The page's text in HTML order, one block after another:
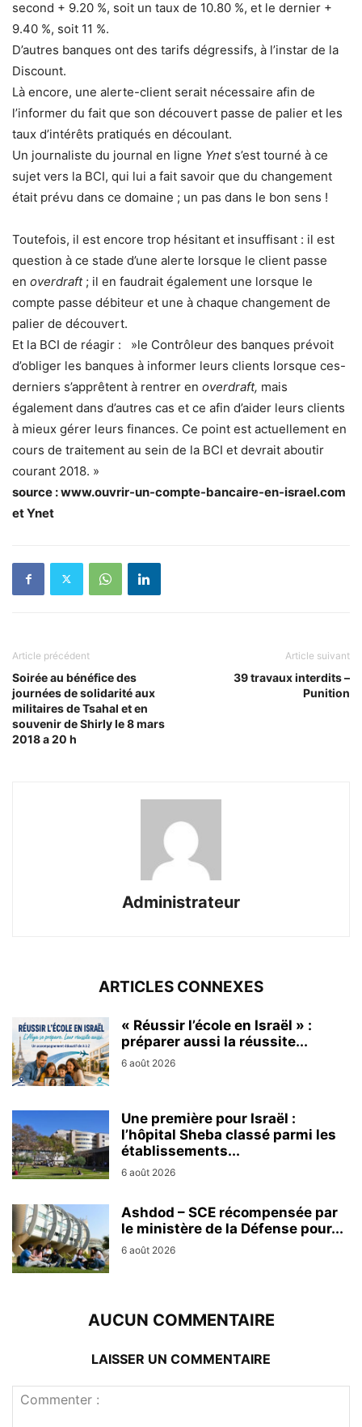
second + 9.20 %, soit un taux de 10.80 %, et le dernier +
9.40 %, soit 11 %.
D’autres banques ont des tarifs dégressifs, à l’instar de la
Discount.
Là encore, une alerte-client serait nécessaire afin de
l’informer du fait que son découvert passe de palier et les
taux d’intérêts pratiqués en découlant.
Un journaliste du journal en ligne Ynets’est tourné à ce
sujet vers la BCI, qui lui a fait savoir que du changement
était prévu dans ce domaine ; un pas dans le bon sens !
Toutefois, il est encore trop hésitant et insuffisant : il est
question à ce stade d’une alerte lorsque le client passe
en overdraft; il en faudrait également une lorsque le
compte passe débiteur et une à chaque changement de
palier de découvert.
Et la BCI de réagir : »le Contrôleur des banques prévoit
d’obliger les banques à informer leurs clients lorsque ces-
derniers s’apprêtent à rentrer en overdraft, mais
également dans d’autres cas et ce afin d’aider leurs clients
à mieux gérer leurs finances. Ce point est actuellement en
cours de traitement au sein de la BCI et devrait aboutir
courant 2018. »
source : www.ouvrir-un-compte-bancaire-en-israel.com
et Ynet
Article précédent
Soirée au bénéfice des
journées de solidarité aux
militaires de Tsahal et en
souvenir de Shirly le 8 mars
2018 a 20 h
Article suivant
39 travaux interdits –
Punition
Administrateur
ARTICLES CONNEXES
« Réussir l’école en Israël » :
préparer aussi la réussite...
6 août 2026
Une première pour Israël :
l’hôpital Sheba classé parmi les
établissements...
6 août 2026
Ashdod – SCE récompensée par
le ministère de la Défense pour...
6 août 2026
AUCUN COMMENTAIRE
LAISSER UN COMMENTAIRE